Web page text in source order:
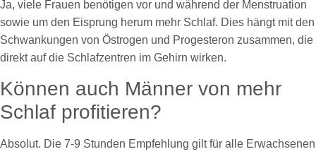
Ja, viele Frauen benötigen vor und während der Menstruation
sowie um den Eisprung herum mehr Schlaf. Dies hängt mit den
Schwankungen von Östrogen und Progesteron zusammen, die
direkt auf die Schlafzentren im Gehirn wirken.
Können auch Männer von mehr
Schlaf profitieren?
Absolut. Die 7-9 Stunden Empfehlung gilt für alle Erwachsenen